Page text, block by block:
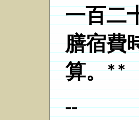
一百二
膳宿費
算。**
--